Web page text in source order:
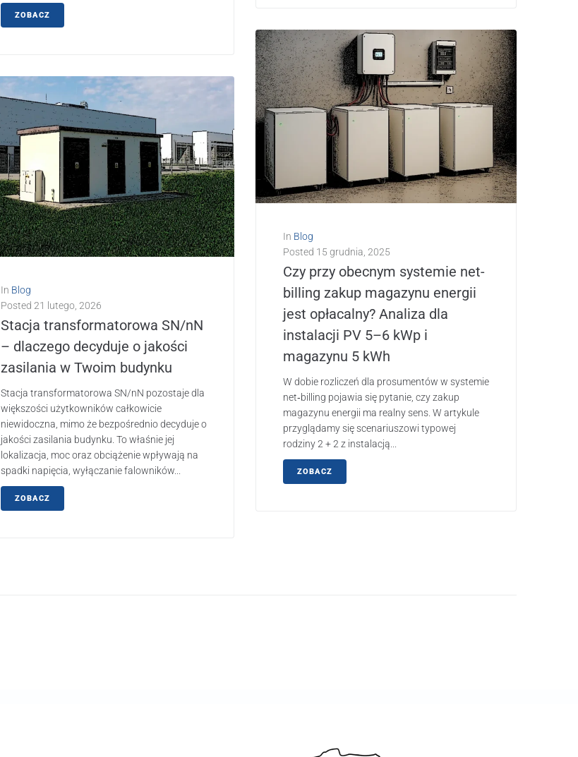
ZOBACZ
In Blog
Posted 21 lutego, 2026
Stacja transformatorowa SN/nN
– dlaczego decyduje o jakości
zasilania w Twoim budynku
Stacja transformatorowa SN/nN pozostaje dla
większości użytkowników całkowicie
niewidoczna, mimo że bezpośrednio decyduje o
jakości zasilania budynku. To właśnie jej
lokalizacja, moc oraz obciążenie wpływają na
spadki napięcia, wyłączanie falowników...
ZOBACZ
In Blog
Posted 15 grudnia, 2025
Czy przy obecnym systemie net-
billing zakup magazynu energii
jest opłacalny? Analiza dla
instalacji PV 5–6 kWp i
magazynu 5 kWh
W dobie rozliczeń dla prosumentów w systemie
net‑billing pojawia się pytanie, czy zakup
magazynu energii ma realny sens. W artykule
przyglądamy się scenariuszowi typowej
rodziny 2 + 2 z instalacją...
ZOBACZ